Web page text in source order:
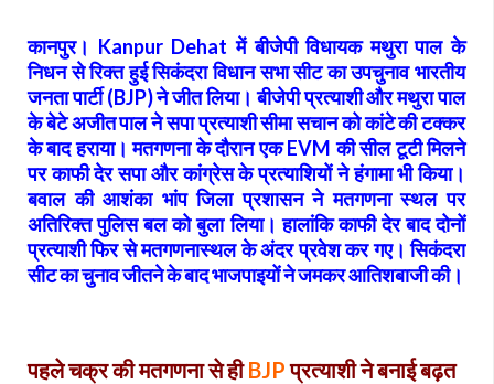
कानपुर। Kanpur Dehat में बीजेपी विधायक मथुरा पाल के
निधन से रिक्त हुई सिकंदरा विधान सभा सीट का उपचुनाव भारतीय
जनता पार्टी (BJP) ने जीत लिया। बीजेपी प्रत्याशी और मथुरा पाल
के बेटे अजीत पाल ने सपा प्रत्याशी सीमा सचान को कांटे की टक्कर
के बाद हराया। मतगणना के दौरान एक EVM की सील टूटी मिलने
पर काफी देर सपा और कांग्रेस के प्रत्याशियों ने हंगामा भी किया।
बवाल की आशंका भांप जिला प्रशासन ने मतगणना स्थल पर
अतिरिक्त पुलिस बल को बुला लिया। हालांकि काफी देर बाद दोनों
प्रत्याशी फिर से मतगणनास्थल के अंदर प्रवेश कर गए। सिकंदरा
सीट का चुनाव जीतने के बाद भाजपाइयों ने जमकर आतिशबाजी की।
पहले चक्र की मतगणना से हीBJPप्रत्याशी ने बनाई बढ़त